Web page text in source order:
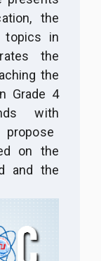
the
topics in
the
the
Grade 4
with
on the
and the